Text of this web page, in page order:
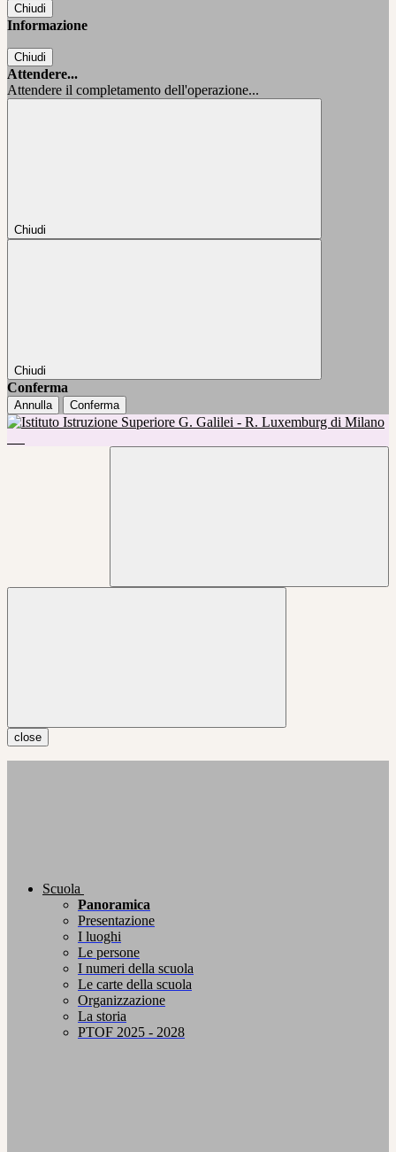
Chiudi
Informazione
Chiudi
Attendere...
Attendere il completamento dell'operazione...
Chiudi
Chiudi
Conferma
Annulla Conferma
close
Scuola
Panoramica
Presentazione
I luoghi
Le persone
I numeri della scuola
Le carte della scuola
Organizzazione
La storia
PTOF 2025 - 2028